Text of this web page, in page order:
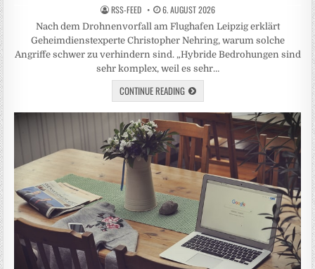
RSS-FEED 6. AUGUST 2026
Nach dem Drohnenvorfall am Flughafen Leipzig erklärt
Geheimdienstexperte Christopher Nehring, warum solche
Angriffe schwer zu verhindern sind. „Hybride Bedrohungen sind
sehr komplex, weil es sehr…
CONTINUE READING